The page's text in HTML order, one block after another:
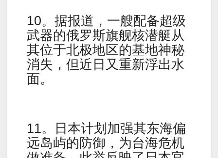
10。据报道，一艘配备超级
武器的俄罗斯旗舰核潜艇从
其位于北极地区的基地神秘
消失，但近日又重新浮出水
面。
11。日本计划加强其东海偏
远岛屿的防御，为台海危机